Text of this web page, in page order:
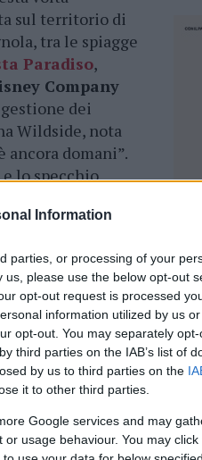
Information
parties, or processing of your
please use the below opt-out
opt-out request is processed
information utilized by us
opt-out. You may separately
third parties on the IAB’s list of
by us to third parties on the
it to other third parties.
Google services and may
usage behaviour. You may
sul territorio di
tra le spiagge
Paradiso,
Company
dei
Wildside, nota
ancora domani”.
lo specchio
accesso al
action dei
all’universo
è ancora chiaro
fiabe
Dopo il
e Santa
come
spettacolari.